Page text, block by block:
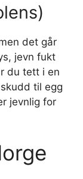
det går
jevn fukt
du tett i en
til egg
jevnlig for